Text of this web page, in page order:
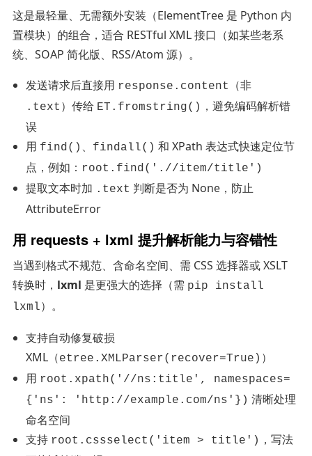
这是最轻量、无需额外安装（ElementTree 是 Python 内
置模块）的组合，适合 RESTful XML 接口（如某些老系
统、SOAP 简化版、RSS/Atom 源）。
发送请求后直接用 response.content （非
.text ）传给 ET.fromstring() ，避免编码解析错
误
用 find() 、 findall() 和 XPath 表达式快速定位节
点，例如： root.find('.//item/title')
提取文本时加 .text 判断是否为 None，防止
AttributeError
用 requests + lxml 提升解析能力与容错性
当遇到格式不规范、含命名空间、需 CSS 选择器或 XSLT
转换时， lxml 是更强大的选择（需 pip install
lxml）。
支持自动修复破损
XML（etree.XMLParser(recover=True) ）
用 root.xpath('//ns:title', namespaces=
{'ns': 'http://example.com/ns'}) 清晰处理
命名空间
支持 root.cssselect('item > title') ，写法